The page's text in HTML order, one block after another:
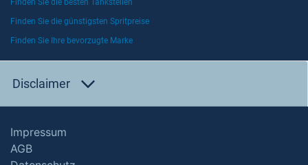
Finden Sie die besten Tankstellen
Finden Sie die günstigsten Spritpreise
Finden Sie Ihre bevorzugte Marke
Disclaimer
Impressum
AGB